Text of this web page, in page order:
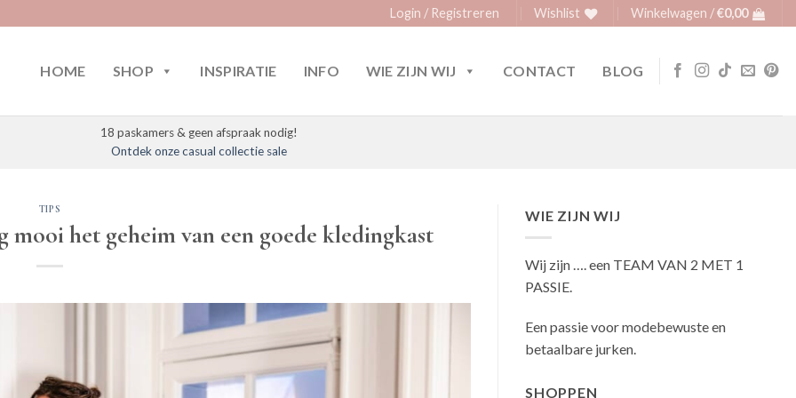
Login / Registreren Wishlist Winkelwagen /€0,00
HOME SHOP INSPIRATIE INFO WIE ZIJN WIJ CONTACT BLOG
18 paskamers & geen afspraak nodig!
Ontdek onze casual collectie sale
TIPS
het geheim van een goede kledingkast
WIE ZIJN WIJ
Wij zijn …. een TEAM VAN 2 MET 1
PASSIE.
Een passie voor modebewuste en
betaalbare jurken.
SHOPPEN